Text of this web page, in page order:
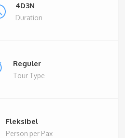
4D3N
Duration
Reguler
Tour Type
Fleksibel
Person per Pax